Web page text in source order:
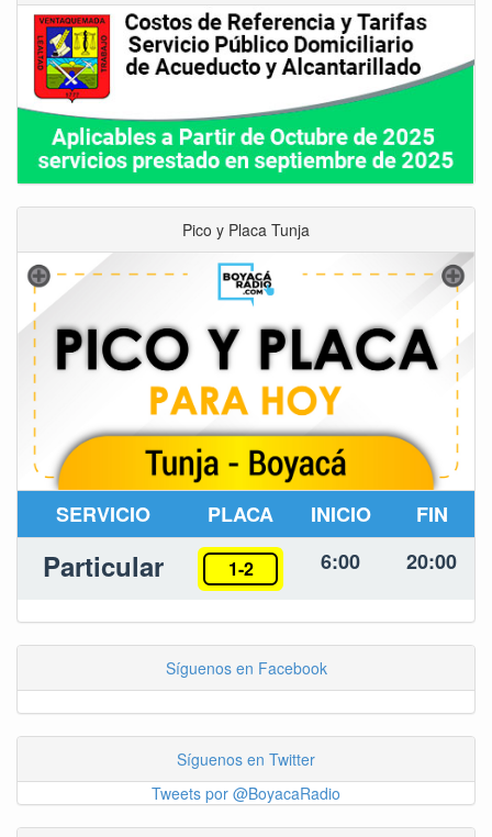
Pico y Placa Tunja
SERVICIO PLACA INICIO FIN
Particular 1-2 6:00 20:00
Síguenos en Facebook
Síguenos en Twitter
Tweets por @BoyacaRadio